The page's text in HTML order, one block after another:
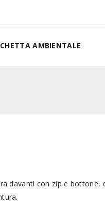
AMBIENTALE
davanti con zip e bottone,